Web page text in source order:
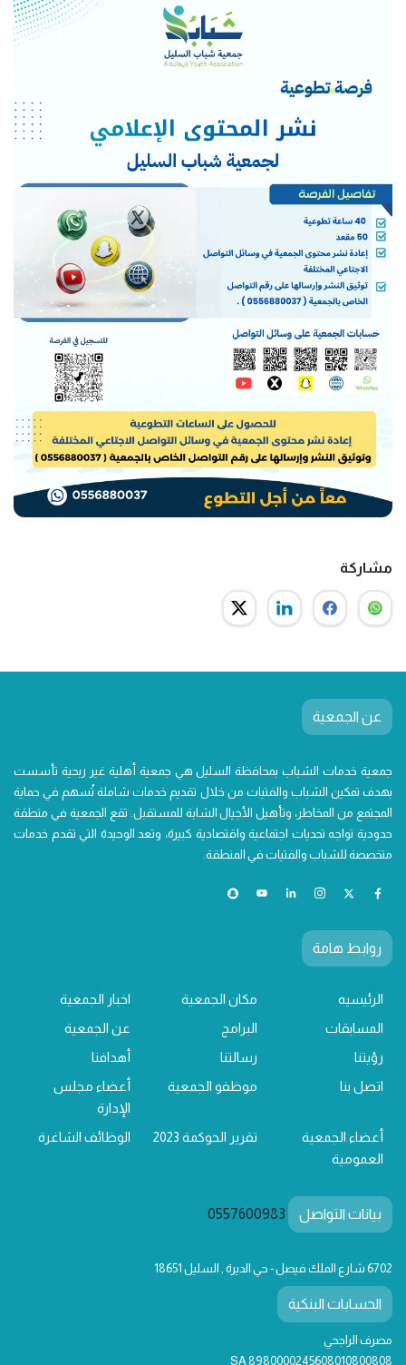
مشاركة
عن الجمعية
جمعية خدمات الشباب بمحافظة السليل هي جمعية أهلية غير ربحية تأسست
بهدف تمكين الشباب والفتيات من خلال تقديم خدمات شاملة تُسهم في حماية
المجتمع من المخاطر، وتأهيل الأجيال الشابة للمستقبل. تقع الجمعية في منطقة
حدودية تواجه تحديات اجتماعية واقتصادية كبيرة، وتعد الوحيدة التي تقدم خدمات
متخصصة للشباب والفتيات في المنطقة.
روابط هامة
الرئيسيه مكان الجمعية
اخبار الجمعية
المسابقات
البرامج
عن الجمعية
رؤيتنا
رسالتنا
أهدافنا
اتصل بنا
موظفو الجمعية
أعضاء مجلس
الإدارة
أعضاء الجمعية
العمومية
تقرير الحوكمة 2023 الوظائف الشاغرة
بيانات التواصل 0557600983
6702 شارع الملك فيصل - حي الديرة , السليل 18651
الحسابات البنكية
مصرف الراجحي
SA 8980000245608010800808